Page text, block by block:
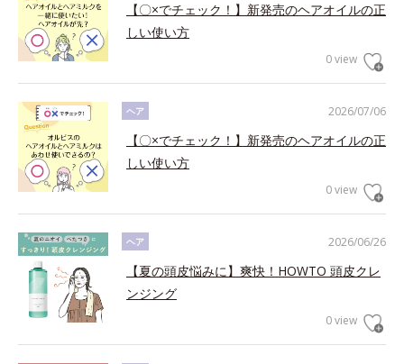
【〇×でチェック！】新発売のヘアオイルの正
しい使い方
0 view
2026/07/06
ヘア
【〇×でチェック！】新発売のヘアオイルの正
しい使い方
0 view
2026/06/26
ヘア
【夏の頭皮悩みに】爽快！HOWTO 頭皮クレ
ンジング
0 view